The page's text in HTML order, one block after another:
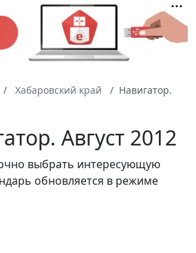
Хабаровский край
Навигатор.
Август 2012
выбрать интересующую
обновляется в режиме